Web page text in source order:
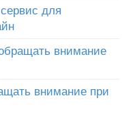
для
внимание
внимание при